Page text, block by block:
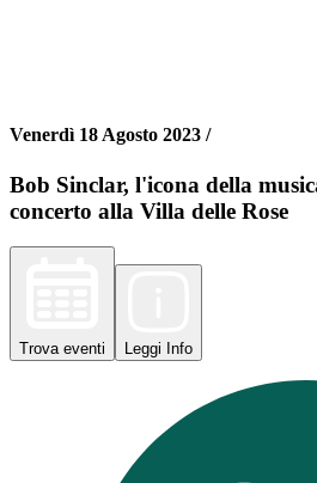
Venerdì 18 Agosto 2023 /
Bob Sinclar, l'icona della
concerto alla Villa delle Rose
Trova eventi Leggi Info